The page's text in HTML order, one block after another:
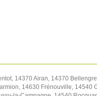
14370 Airan, 14370
14630 Frénouville, 14540